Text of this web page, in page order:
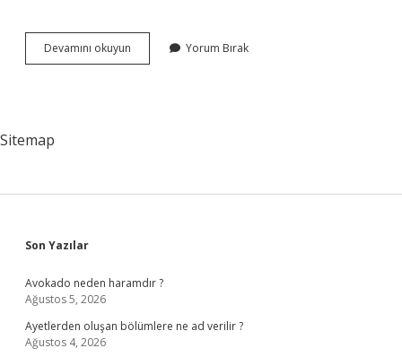
Devamını okuyun
Çiçeği
Yorum Bırak
Sitemap
Sidebar
Son Yazılar
Avokado neden haramdır ?
Ağustos 5, 2026
Ayetlerden oluşan bölümlere ne ad verilir ?
Ağustos 4, 2026